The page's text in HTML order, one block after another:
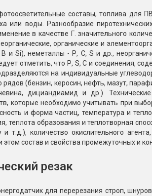
и огонь
огня
Вулканы
Ракеты
составы, топлива для
или воды. Разнообразие
в качестве Г. значительного
органические и
В и Si), неметаллы - Р, С, S и др.,
отметить, что Р, S, С и соединения,
на индивидуальные
рядов (бензин, керосин, нефть, мазут,
дициандиамид и др.).
которые необходимо учитывать при
и форма частиц, температура и
теплота образования и теплотворная
и т.д.), количество окислительного
состав и свойства промежуточных и
резак
для перерезания строп,